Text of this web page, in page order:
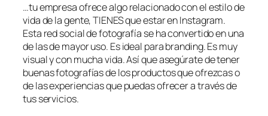
…tu empresa ofrece algo relacionado con el estilo de
vida de la gente, TIENES que estar en Instagram.
Esta red social de fotografía se ha convertido en una
de las de mayor uso. Es ideal para branding. Es muy
visual y con mucha vida. Así que asegúrate de tener
buenas fotografías de los productos que ofrezcas o
de las experiencias que puedas ofrecer a través de
tus servicios.